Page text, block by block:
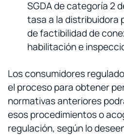
SGDA de categoría 2
tasa a la distribuidora
de factibilidad de
habilitación e
Los consumidores
el proceso para obtener
normativas anteriores
esos procedimientos o
regulación, según lo